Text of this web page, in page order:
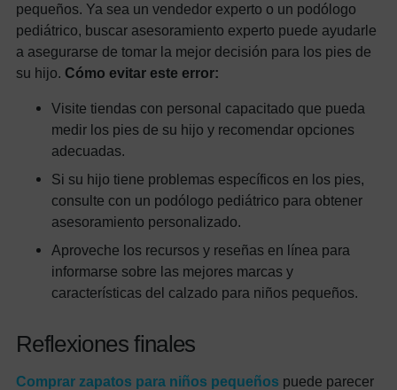
pequeños. Ya sea un vendedor experto o un podólogo
pediátrico, buscar asesoramiento experto puede ayudarle
a asegurarse de tomar la mejor decisión para los pies de
su hijo. Cómo evitar este error:
Visite tiendas con personal capacitado que pueda
medir los pies de su hijo y recomendar opciones
adecuadas.
Si su hijo tiene problemas específicos en los pies,
consulte con un podólogo pediátrico para obtener
asesoramiento personalizado.
Aproveche los recursos y reseñas en línea para
informarse sobre las mejores marcas y
características del calzado para niños pequeños.
Reflexiones finales
Comprar zapatos para niños pequeños puede parecer